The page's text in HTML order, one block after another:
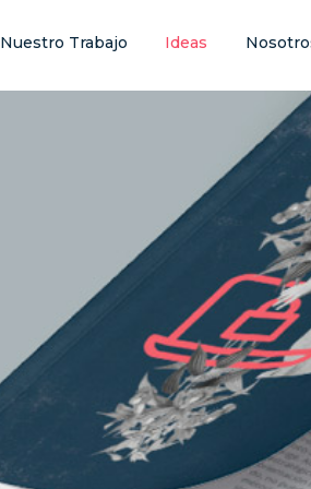
Nuestro Trabajo Ideas